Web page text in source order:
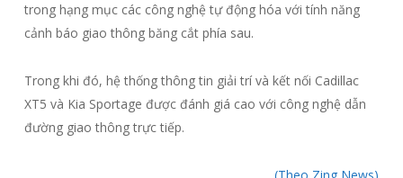
trong hạng mục các công nghệ tự động hóa với tính năng
cảnh báo giao thông băng cắt phía sau.
Trong khi đó, hệ thống thông tin giải trí và kết nối Cadillac
XT5 và Kia Sportage được đánh giá cao với công nghệ dẫn
đường giao thông trực tiếp.